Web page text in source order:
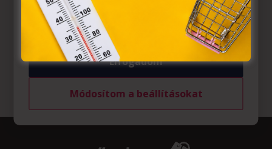
felhasználó számítógépén vagy egyéb eszközén történő
tárolásához a felhasználók hozzájárulását kell kérniük.
Elfogadom
Módosítom a beállításokat